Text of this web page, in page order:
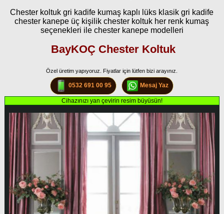
Chester koltuk gri kadife kumaş kaplı lüks klasik gri kadife
chester kanepe üç kişilik chester koltuk her renk kumaş
seçenekleri ile chester kanepe modelleri
BayKOÇ Chester Koltuk
Özel üretim yapıyoruz. Fiyatlar için lütfen bizi arayınız.
0532 691 00 95 Mesaj Yaz
Cihazınızı yan çevirin resim büyüsün!